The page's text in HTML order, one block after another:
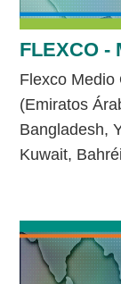
FLEXCO -
Flexco Medio
(Emiratos
Bangladesh,
Kuwait,